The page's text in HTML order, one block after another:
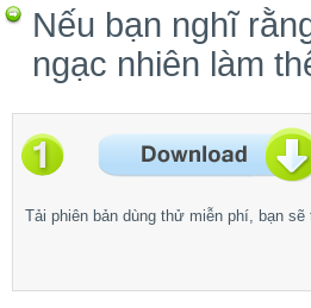
Nếu bạn nghĩ
ngạc nhiên làm
Tải phiên bản dùng thử miễn phí, bạn